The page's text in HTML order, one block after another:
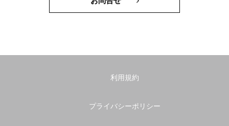
利用規約
プライバシーポリシー